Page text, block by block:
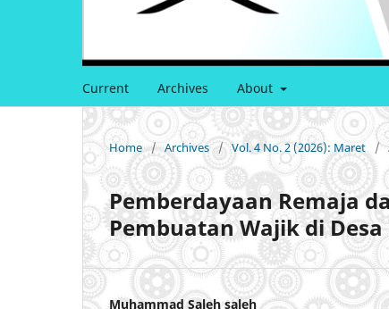
Current Archives About
Home / Archives / Vol. 4 No. 2 (2026): Maret /
Pemberdayaan Remaja
Pembuatan Wajik di
Muhammad Saleh saleh